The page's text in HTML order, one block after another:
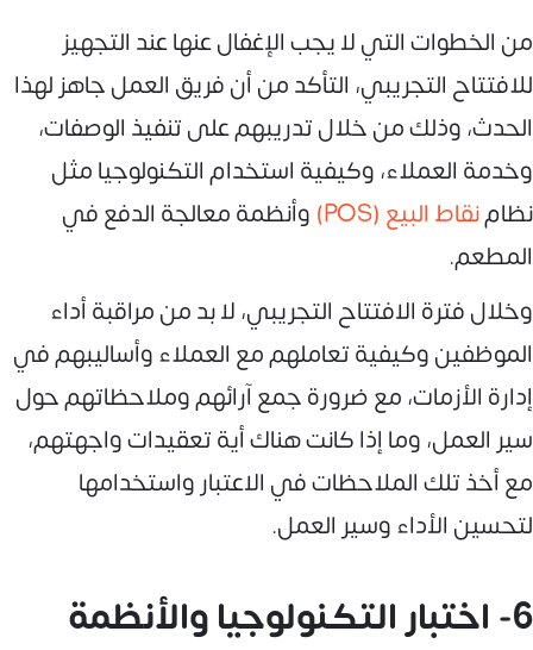
من الخطوات التي لا يجب الإغفال عنها عند التجهيز
للافتتاح التجريبي، التأكد من أن فريق العمل جاهز لهذا
الحدث، وذلك من خلال تدريبهم على تنفيذ الوصفات،
وخدمة العملاء، وكيفية استخدام التكنولوجيا مثل
نظامنقاط البيع (POS)
وأنظمة معالجة الدفع في
المطعم.
وخلال فترة الافتتاح التجريبي، لا بد من مراقبة أداء
الموظفين وكيفية تعاملهم مع العملاء وأساليبهم في
إدارة الأزمات، مع ضرورة جمع آرائهم وملاحظاتهم حول
سير العمل، وما إذا كانت هناك أية تعقيدات واجهتهم،
مع أخذ تلك الملاحظات في الاعتبار واستخدامها
لتحسين الأداء وسير العمل.
6- اختبار التكنولوجيا والأنظمة